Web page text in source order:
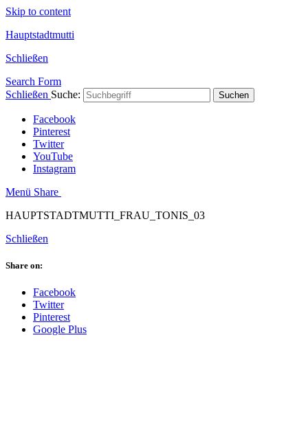
Skip to content
Hauptstadtmutti
Schließen
Search Form
Schließen Suche: Suchen
Facebook
Pinterest
Twitter
YouTube
Instagram
Menü Share
HAUPTSTADTMUTTI_FRAU_TONIS_03
Schließen
Share on:
Facebook
Twitter
Pinterest
Google Plus